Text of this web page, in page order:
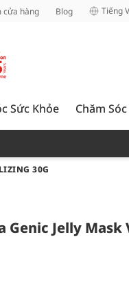
cửa hàng Blog Tiếng
Sức Khỏe Chăm
30G
Genic Jelly Mask